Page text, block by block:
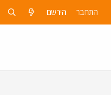
התחבר הירשם